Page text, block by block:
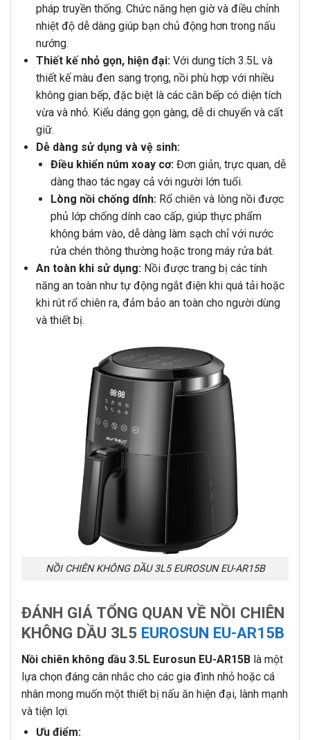
pháp truyền thống. Chức năng hẹn giờ và điều chỉnh
nhiệt độ dễ dàng giúp bạn chủ động hơn trong nấu
nướng.
Thiết kế nhỏ gọn, hiện đại:Với dung tích 3.5L và
thiết kế màu đen sang trọng, nồi phù hợp với nhiều
không gian bếp, đặc biệt là các căn bếp có diện tích
vừa và nhỏ. Kiểu dáng gọn gàng, dễ di chuyển và cất
giữ.
Dễ dàng sử dụng và vệ sinh:
Điều khiển núm xoay cơ:Đơn giản, trực quan, dễ
dàng thao tác ngay cả với người lớn tuổi.
Lòng nồi chống dính:Rổ chiên và lòng nồi được
phủ lớp chống dính cao cấp, giúp thực phẩm
không bám vào, dễ dàng làm sạch chỉ với nước
rửa chén thông thường hoặc trong máy rửa bát.
An toàn khi sử dụng:Nồi được trang bị các tính
năng an toàn như tự động ngắt điện khi quá tải hoặc
khi rút rổ chiên ra, đảm bảo an toàn cho người dùng
và thiết bị.
NỒI CHIÊN KHÔNG DẦU 3L5 EUROSUN EU-AR15B
ĐÁNH GIÁ TỔNG QUAN VỀ NỒI CHIÊN
KHÔNG DẦU 3L5 EUROSUN EU-AR15B
Nồi chiên không dầu 3.5L Eurosun EU-AR15B là một
lựa chọn đáng cân nhắc cho các gia đình nhỏ hoặc cá
nhân mong muốn một thiết bị nấu ăn hiện đại, lành mạnh
và tiện lợi.
Ưu điểm: